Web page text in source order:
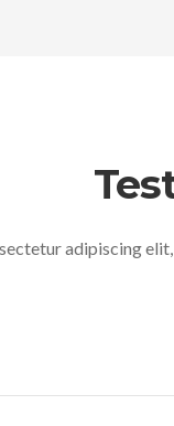
adipiscing